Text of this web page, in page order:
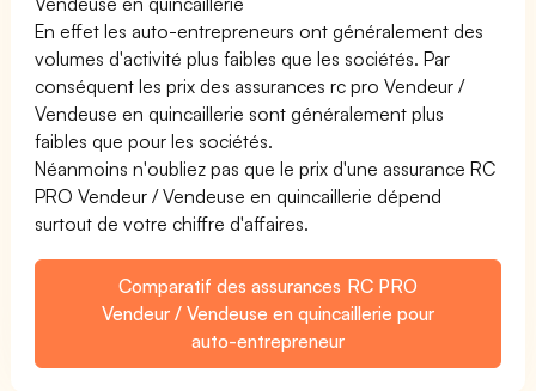
En effet les auto-entrepreneurs ont généralement des
volumes d'activité plus faibles que les sociétés. Par
conséquent les prix des assurances rc pro Vendeur /
Vendeuse en quincaillerie sont généralement plus
faibles que pour les sociétés.
Néanmoins n'oubliez pas que le prix d'une assurance RC
PRO Vendeur / Vendeuse en quincaillerie dépend
surtout de votre chiffre d'affaires.
Comparatif des assurances RC PRO
Vendeur / Vendeuse en quincaillerie pour
auto-entrepreneur